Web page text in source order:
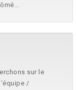
sur le
/